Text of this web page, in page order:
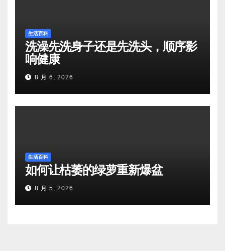
生活百科
洗澡先洗身子还是先洗头，顺序影
响健康
8 月 6, 2026
生活百科
如何让枯萎的绿萝重新爆盆
8 月 5, 2026